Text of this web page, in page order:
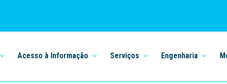
Acesso à Informação Serviços Engenharia